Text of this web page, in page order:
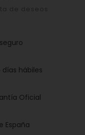
días hábiles
Oficial
España